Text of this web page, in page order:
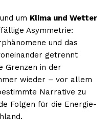
um Klima und Wetter
Asymmetrie:
und das
getrennt
Grenzen in der
wieder – vor allem
Narrative zu
Folgen für die Energie-